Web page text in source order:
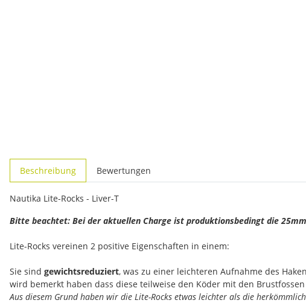
Beschreibung Bewertungen
Nautika Lite-Rocks - Liver-T
Bitte beachtet: Bei der aktuellen Charge ist produktionsbedingt die
Lite-Rocks vereinen 2 positive Eigenschaften in einem:
Sie sind gewichtsreduziert, was zu einer leichteren Aufnahme des
wird bemerkt haben dass diese teilweise den Köder mit den
Aus diesem Grund haben wir die Lite-Rocks etwas leichter als die